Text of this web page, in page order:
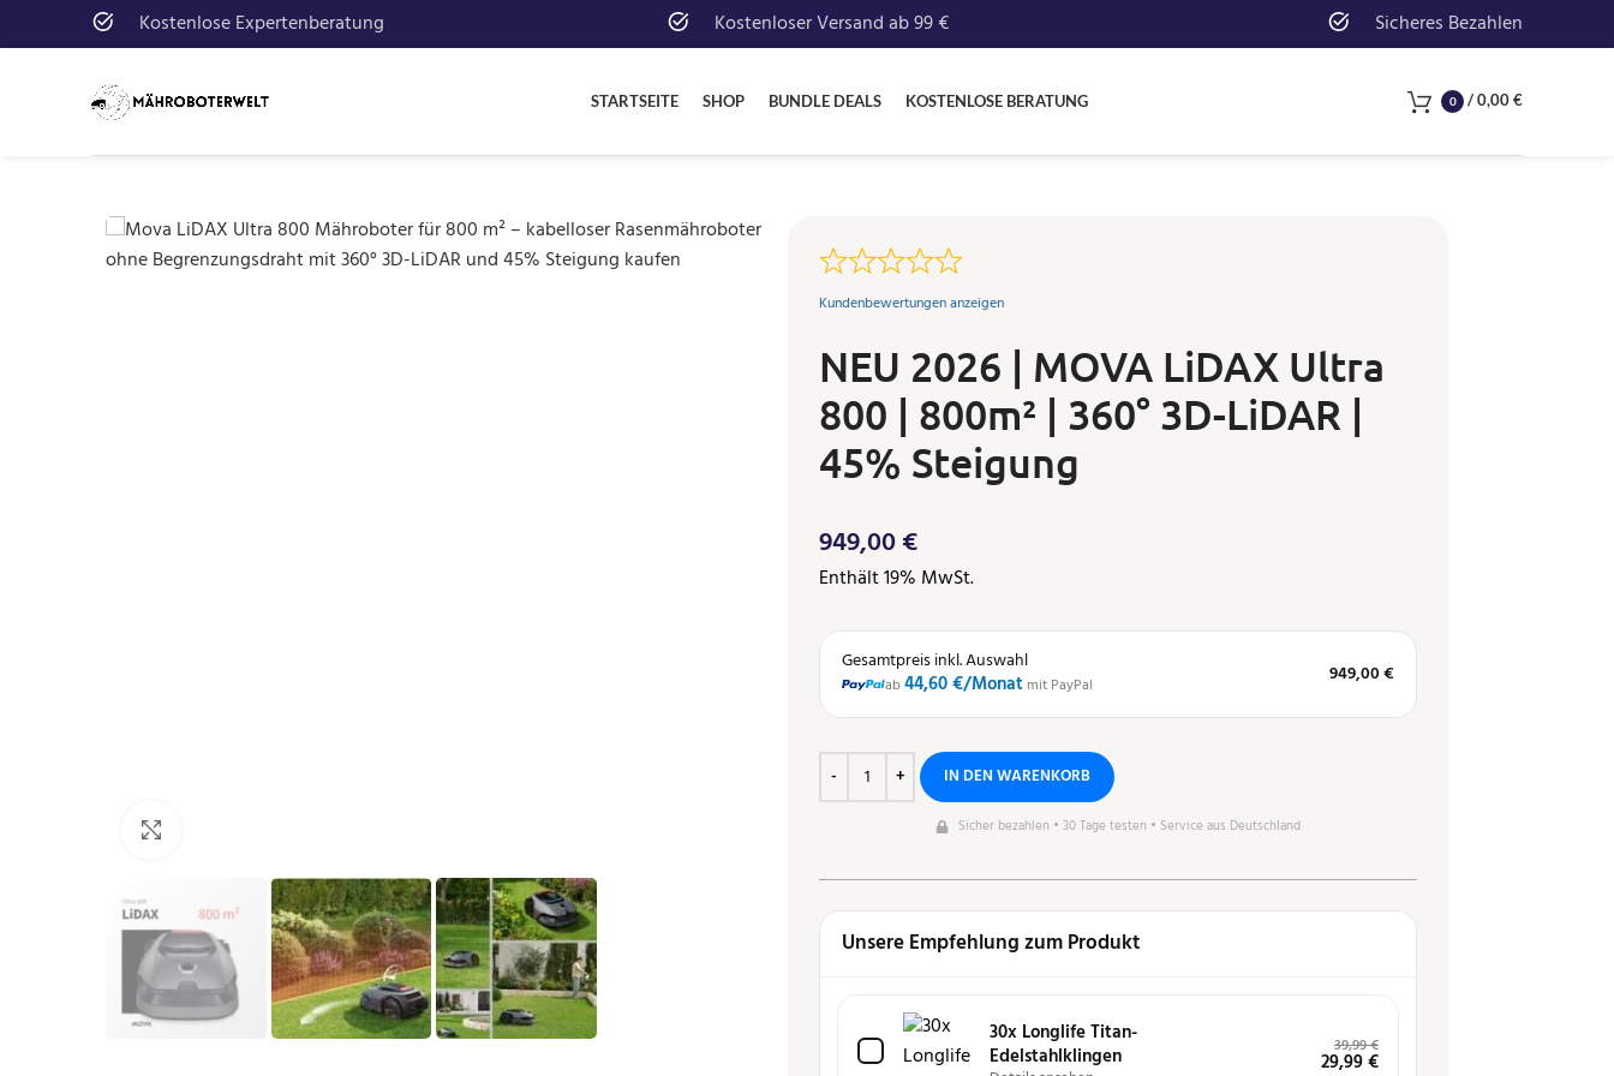
Kostenlose Expertenberatung Kostenloser Versand ab 99 € Sicheres Bezahlen
STARTSEITE SHOP BUNDLE DEALS KOSTENLOSE BERATUNG 0 /0,00€
Kundenbewertungen anzeigen
NEU 2026 | MOVA LiDAX Ultra
800 | 800m² | 360° 3D-LiDAR |
45% Steigung
949,00€
Enthält 19% MwSt.
Gesamtpreis inkl. Auswahl
ab44,60 €/Monat mit PayPal 949,00 €
IN DEN WARENKORB
Sicher bezahlen • 30 Tage testen • Service aus Deutschland
Unsere Empfehlung zum Produkt
30x Longlife Titan-
Edelstahlklingen
39,99€
29,99€